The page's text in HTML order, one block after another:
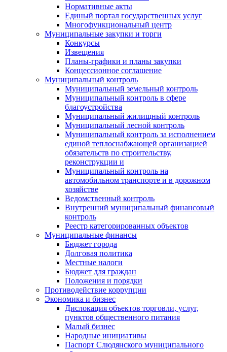
Нормативные акты
Единый портал государственных услуг
Многофункциональный центр
Муниципальные закупки и торги
Конкурсы
Извещения
Планы-графики и планы закупки
Концессионное соглашение
Муниципальный контроль
Муниципальный земельный контроль
Муниципальный контроль в сфере
благоустройства
Муниципальный жилищный контроль
Муниципальный лесной контроль
Муниципальный контроль за исполнением
единой теплоснабжающей организацией
обязательств по строительству,
реконструкции и
Муниципальный контроль на
автомобильном транспорте и в дорожном
хозяйстве
Ведомственный контроль
Внутренний муниципальный финансовый
контроль
Реестр категорированных объектов
Муниципальные финансы
Бюджет города
Долговая политика
Местные налоги
Бюджет для граждан
Положения и порядки
Противодействие коррупции
Экономика и бизнес
Дислокация объектов торговли, услуг,
пунктов общественного питания
Малый бизнес
Народные инициативы
Паспорт Слюдянского муниципального